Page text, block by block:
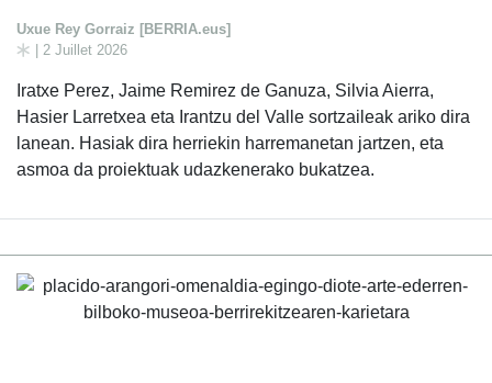
Uxue Rey Gorraiz [BERRIA.eus]
| 2 Juillet 2026
Iratxe Perez, Jaime Remirez de Ganuza, Silvia Aierra,
Hasier Larretxea eta Irantzu del Valle sortzaileak ariko dira
lanean. Hasiak dira herriekin harremanetan jartzen, eta
asmoa da proiektuak udazkenerako bukatzea.